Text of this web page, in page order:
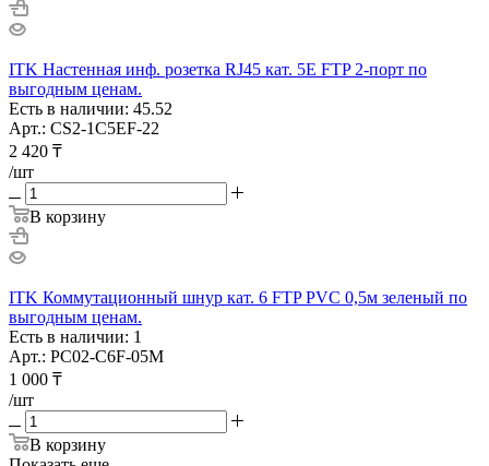
ITK Настенная инф. розетка RJ45 кат. 5E FTP 2-порт по
выгодным ценам.
Есть в наличии: 45.52
Арт.: CS2-1C5EF-22
2 420 ₸
/шт
В корзину
ITK Коммутационный шнур кат. 6 FTP PVC 0,5м зеленый по
выгодным ценам.
Есть в наличии: 1
Арт.: PC02-C6F-05M
1 000 ₸
/шт
В корзину